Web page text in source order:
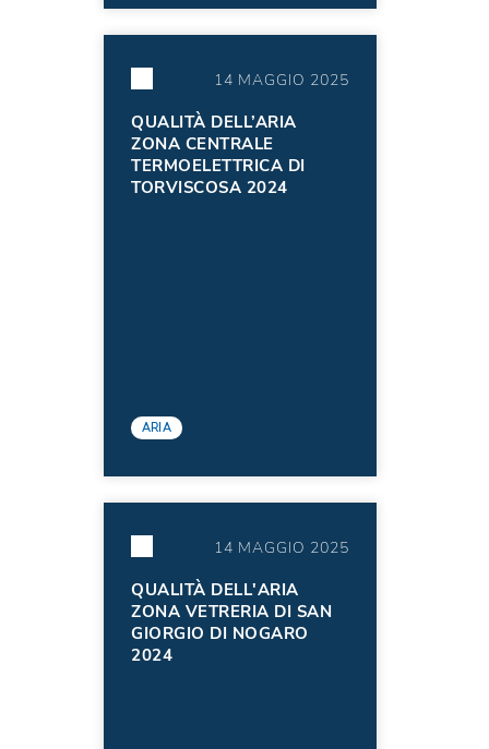
14 MAGGIO 2025
QUALITÀ DELL’ARIA
ZONA CENTRALE
TERMOELETTRICA DI
TORVISCOSA 2024
ARIA
14 MAGGIO 2025
QUALITÀ DELL'ARIA
ZONA VETRERIA DI SAN
GIORGIO DI NOGARO
2024